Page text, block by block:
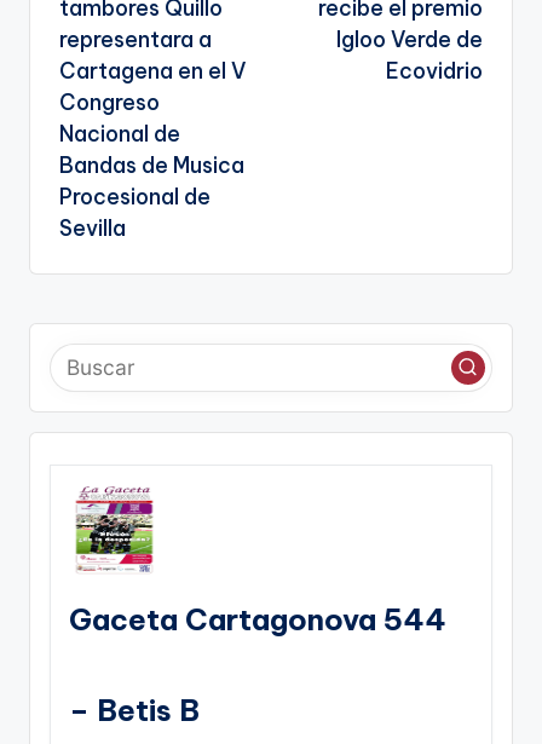
tambores Quillo
representara a
Cartagena en el V
Congreso
Nacional de
Bandas de Musica
Procesional de
Sevilla
recibe el premio
Igloo Verde de
Ecovidrio
Gaceta Cartagonova 544
– Betis B